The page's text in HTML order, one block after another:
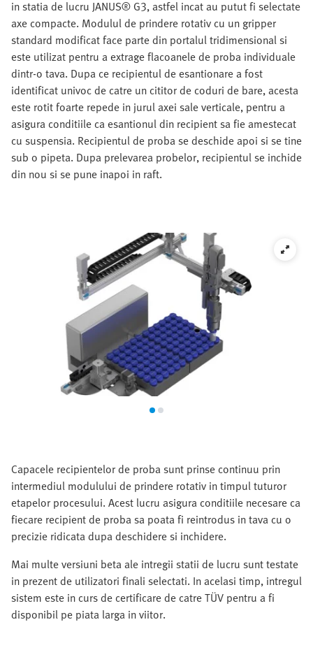
in statia de lucru JANUS® G3, astfel incat au putut fi selectate
axe compacte. Modulul de prindere rotativ cu un gripper
standard modificat face parte din portalul tridimensional si
este utilizat pentru a extrage flacoanele de proba individuale
dintr-o tava. Dupa ce recipientul de esantionare a fost
identificat univoc de catre un cititor de coduri de bare, acesta
este rotit foarte repede in jurul axei sale verticale, pentru a
asigura conditiile ca esantionul din recipient sa fie amestecat
cu suspensia. Recipientul de proba se deschide apoi si se tine
sub o pipeta. Dupa prelevarea probelor, recipientul se inchide
din nou si se pune inapoi in raft.
Capacele recipientelor de proba sunt prinse continuu prin
intermediul modulului de prindere rotativ in timpul tuturor
etapelor procesului. Acest lucru asigura conditiile necesare ca
fiecare recipient de proba sa poata fi reintrodus in tava cu o
precizie ridicata dupa deschidere si inchidere.
Mai multe versiuni beta ale intregii statii de lucru sunt testate
in prezent de utilizatori finali selectati. In acelasi timp, intregul
sistem este in curs de certificare de catre TÜV pentru a fi
disponibil pe piata larga in viitor.